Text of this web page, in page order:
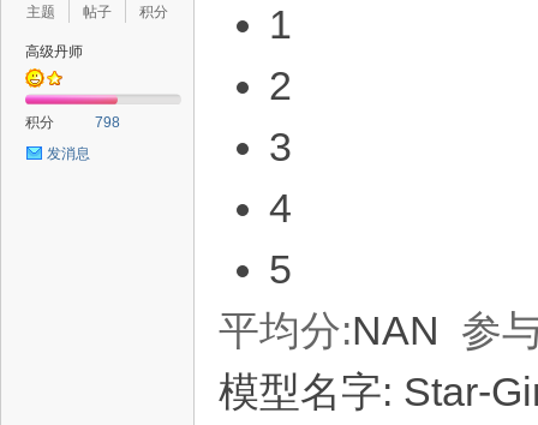
主题
帖子
积分
高级丹师
积分
798
发消息
1
2
3
4
5
平均分:NAN 参
模型名字: Star-